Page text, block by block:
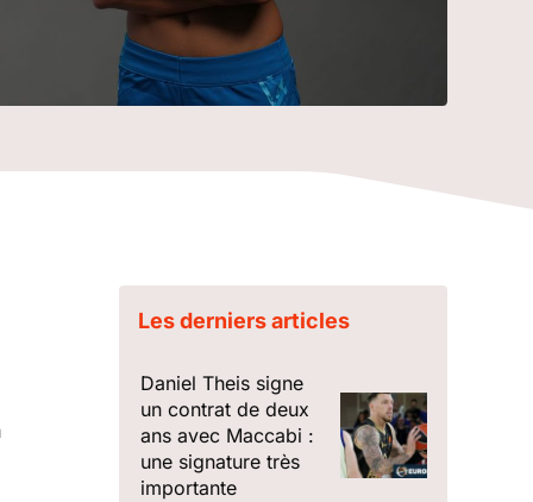
Les derniers articles
Daniel Theis signe
un contrat de deux
ans avec Maccabi :
une signature très
importante